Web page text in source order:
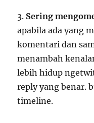
3. Sering
apabila ada yang
komentari dan
menambah
lebih hidup
reply yang benar.
timeline.